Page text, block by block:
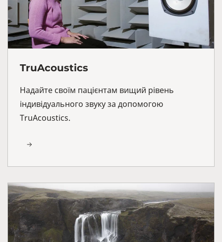
TruAcoustics
Надайте своїм пацієнтам вищий рівень
індивідуального звуку за допомогою
TruAcoustics.